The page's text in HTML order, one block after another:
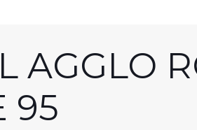
AGGLO
95